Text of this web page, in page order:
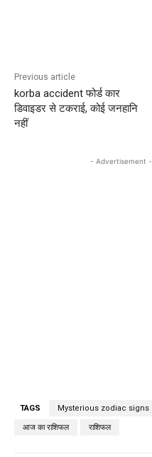
Previous article
korba accident फोर्ड कार
डिवाइडर से टकराई, कोई जनहानि
नहीं
- Advertisement -
TAGS Mysterious zodiac signs
आज का राशिफल राशिफल